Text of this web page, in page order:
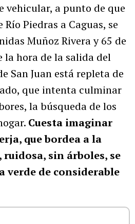
vehicular, a punto de que
Piedras a Caguas, se
Muñoz Rivera y 65 de
la hora de la salida del
San Juan está repleta de
que intenta culminar
la búsqueda de los
Cuesta imaginar
que bordea a la
sin árboles, se
verde de considerable